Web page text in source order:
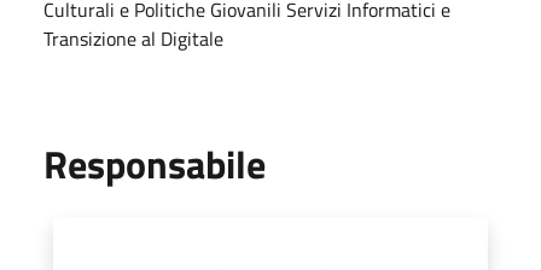
Culturali e Politiche Giovanili Servizi Informatici e
Transizione al Digitale
Responsabile